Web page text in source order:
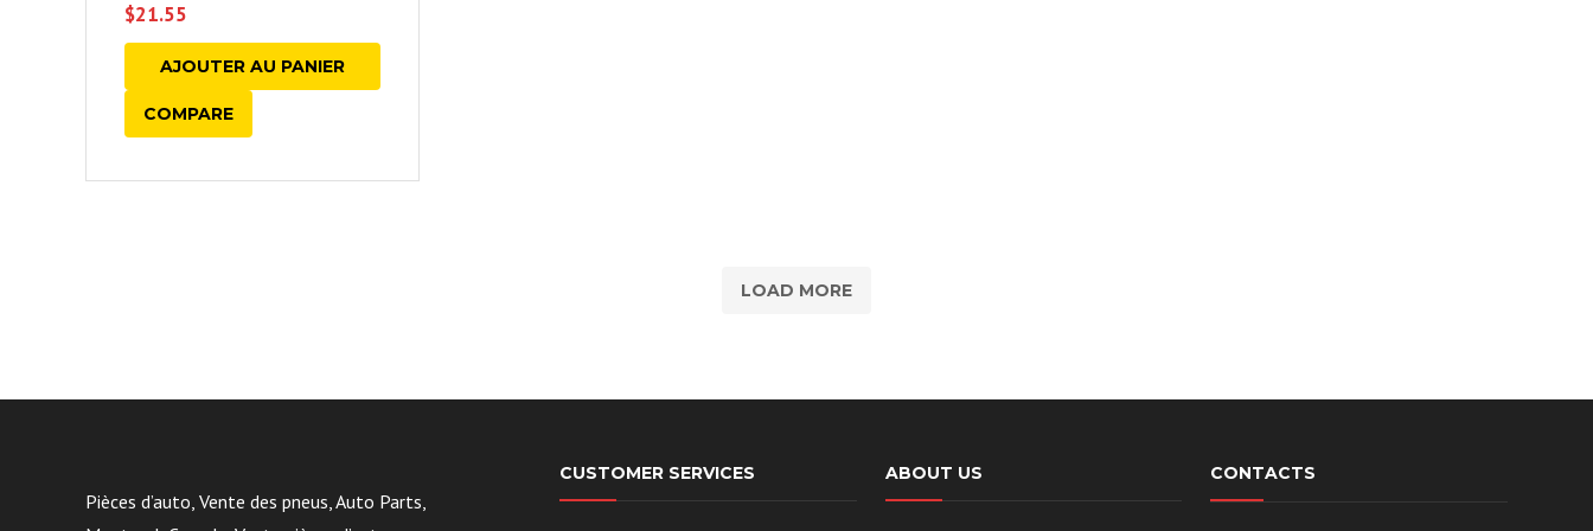
$21.55
AJOUTER AU PANIER
COMPARE
LOAD MORE
Pièces d’auto, Vente des pneus, Auto Parts,
CUSTOMER SERVICES ABOUT US CONTACTS